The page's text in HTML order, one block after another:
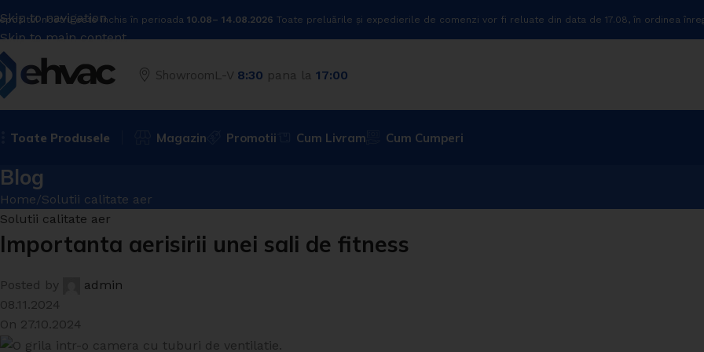
Skip to navigation
Skip to main content
nostru este închis în perioada 10.08– 14.08.2026 Toate preluările și expedierile de comenzi vor fi reluate din data de 17.08, în ordinea
ShowroomL-V 8:30 pana la 17:00
Toate Produsele Magazin Promotii Cum Livram Cum Cumperi
Blog
Home Solutii calitate aer
Solutii calitate aer
Importanta aerisirii unei sali de fitness
Posted by
admin
08.11.2024
On 27.10.2024